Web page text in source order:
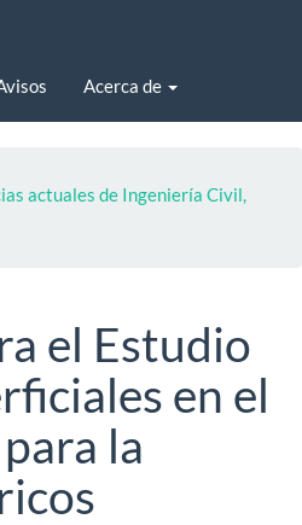
Acerca de
actuales de Ingeniería Civil,
el Estudio
en el
la